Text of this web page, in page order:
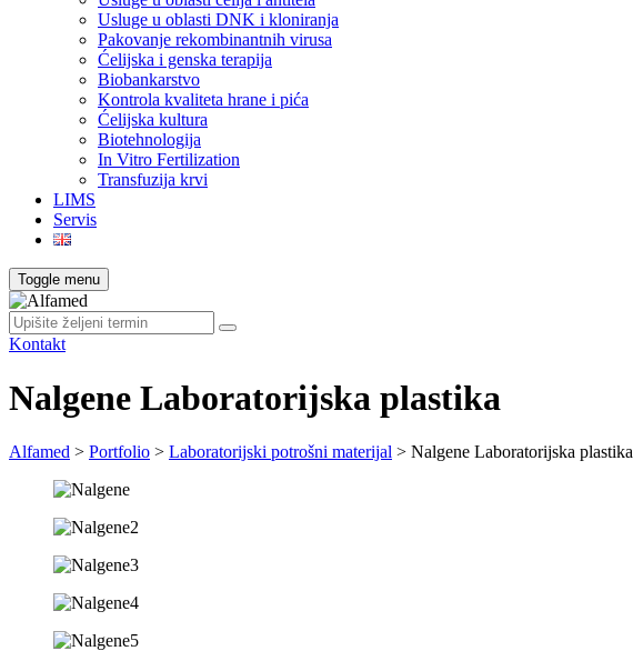
Usluge u oblasti DNK i kloniranja
Pakovanje rekombinantnih virusa
Ćelijska i genska terapija
Biobankarstvo
Kontrola kvaliteta hrane i pića
Ćelijska kultura
Biotehnologija
In Vitro Fertilization
Transfuzija krvi
LIMS
Servis
Toggle menu
Kontakt
Nalgene Laboratorijska plastika
Alfamed > Portfolio > Laboratorijski potrošni materijal > Nalgene Laboratorijska plastika